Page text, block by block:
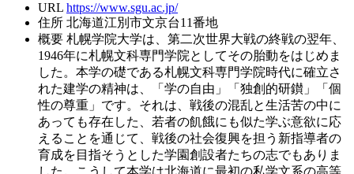
URL https://www.sgu.ac.jp/
住所 北海道江別市文京台11番地
概要 札幌学院大学は、第二次世界大戦の終戦の翌年、
1946年に札幌文科専門学院としてその胎動をはじめま
した。本学の礎である札幌文科専門学院時代に確立さ
れた建学の精神は、「学の自由」「独創的研鑚」「個
性の尊重」です。それは、戦後の混乱と生活苦の中に
あっても存在した、若者の飢餓にも似た学ぶ意欲に応
えることを通じて、戦後の社会復興を担う新指導者の
育成を目指そうとした学園創設者たちの志でもありま